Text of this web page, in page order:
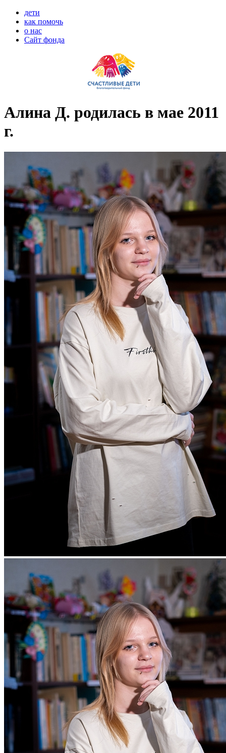
дети
как помочь
о нас
Сайт фонда
Алина Д. родилась в мае 2011
г.